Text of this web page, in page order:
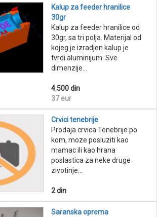
Kalup za feeder hranilice
30gr
Kalup za feeder hranilice od
30gr, sa tri polja. Materijal od
kojeg je izradjen kalup je
tvrdi aluminijum. Sve
dimenzije...
4,500 din
37 eur
Crvici tenebrije
Prodaja crvica Tenebrije po
kom, moze posluziti kao
mamac ili kao hrana
poslastica za neke druge
zivotinje...
2 din
Saranska oprema